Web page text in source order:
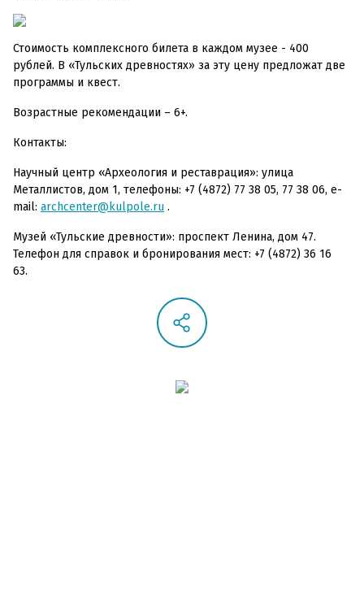
Стоимость комплексного билета в каждом музее - 400
рублей. В «Тульских древностях» за эту цену предложат две
программы и квест.
Возрастные рекомендации – 6+.
Контакты:
Научный центр «Археология и реставрация»: улица
Металлистов, дом 1, телефоны: +7 (4872) 77 38 05, 77 38 06, e-
mail: archcenter@kulpole.ru .
Музей «Тульские древности»: проспект Ленина, дом 47.
Телефон для справок и бронирования мест: +7 (4872) 36 16
63.